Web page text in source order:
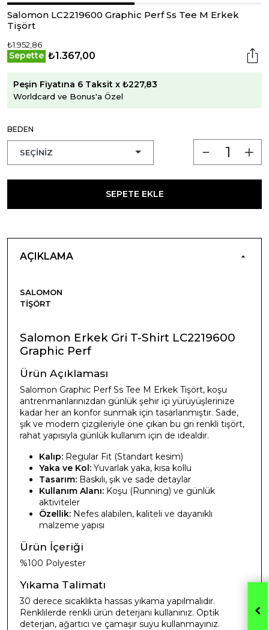
Salomon LC2219600 Graphic Perf Ss Tee M Erkek
Tişört
₺1.952,86
Sepette ₺1.367,00
Peşin Fiyatına 6 Taksit x ₺227,83
Worldcard ve Bonus'a Özel
BEDEN
SEPETE EKLE
AÇIKLAMA
SALOMON
TIŞÖRT
Salomon Erkek Gri T-Shirt LC2219600
Graphic Perf
Ürün Açıklaması
Salomon Graphic Perf Ss Tee M Erkek Tişört, koşu
antrenmanlarınızdan günlük şehir içi yürüyüşlerinize
kadar her an konfor sunmak için tasarlanmıştır. Sade,
şık ve modern çizgileriyle öne çıkan bu gri renkli tişört,
rahat yapısıyla günlük kullanım için de idealdir.
Kalıp: Regular Fit (Standart kesim)
Yaka ve Kol: Yuvarlak yaka, kısa kollu
Tasarım: Baskılı, şık ve sade detaylar
Kullanım Alanı: Koşu (Running) ve günlük
aktiviteler
Özellik: Nefes alabilen, kaliteli ve dayanıklı
malzeme yapısı
Ürün İçeriği
%100 Polyester
Yıkama Talimatı
30 derece sıcaklıkta hassas yıkama yapılmalıdır.
Renklilerde renkli ürün deterjanı kullanınız. Optik
deterjan, ağartıcı ve çamaşır suyu kullanmayınız.